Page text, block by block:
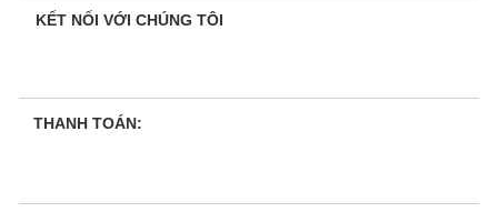
KẾT NỐI VỚI CHÚNG TÔI
THANH TOÁN: